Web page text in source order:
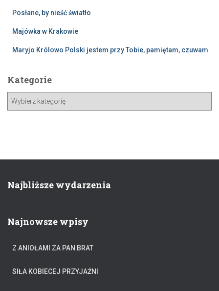
Posłane, by nieść światło
Majówka w Krakowie
Maryjo Królowo Polski jestem przy Tobie, pamiętam, czuwam
Kategorie
Najbliższe wydarzenia
Najnowsze wpisy
Z ANIOŁAMI ZA PAN BRAT
SIŁA KOBIECEJ PRZYJAŹNI